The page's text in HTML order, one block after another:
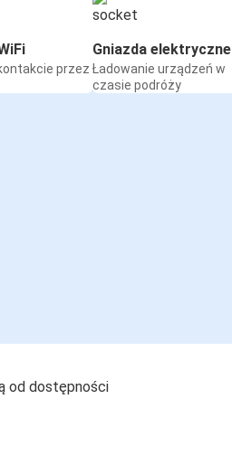
przez
Gniazda elektryczne
Ładowanie urządzeń w
czasie podróży
od dostępności